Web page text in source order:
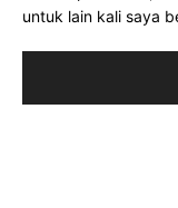
untuk lain kali saya